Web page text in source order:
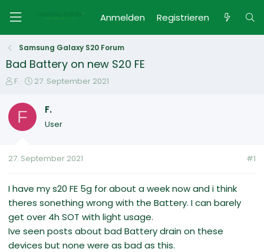
Anmelden Registrieren
Samsung Galaxy S20 Forum
Bad Battery on new S20 FE
E
s
e
e
F.
E
t
e
t
m
27. September 2021
F F.
User
27. September 2021 #1
I have my s20 FE 5g for about a week now and i think
theres sonething wrong with the Battery. I can barely
get over 4h SOT with light usage.
Ive seen posts about bad Battery drain on these
devices but none were as bad as this.